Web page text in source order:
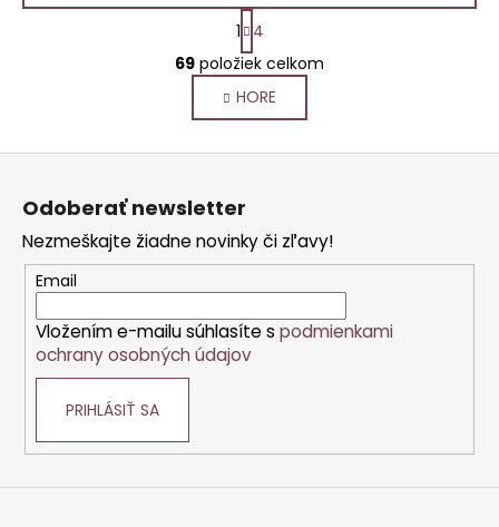
O
v
l
á
d
e
p
r
v
k
y
s
S
t
r
á
n
k
o
i
e
1
4
69 položiek celkom
HORE
Odoberať newsletter
Nezmeškajte žiadne novinky či zľavy!
Email
Vložením e-mailu súhlasíte s podmienkami
ochrany osobných údajov
PRIHLÁSIŤ SA